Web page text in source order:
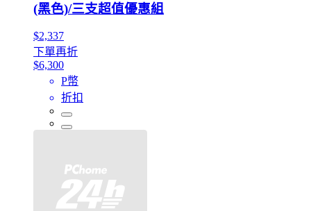
(黑色)/三支超值優惠組
$2,337
下單再折
$6,300
P幣
折扣